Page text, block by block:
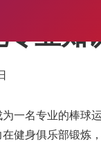
业知
一名专业的棒球
健身俱乐部锻炼